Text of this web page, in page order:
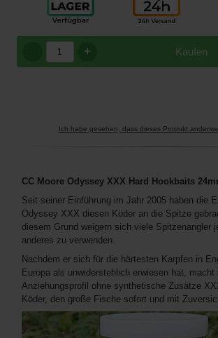
Kaufen
+
Ich habe gesehen, dass dieses Produkt
CC Moore Odyssey XXX Hard Hookbaits
Seit seiner Einführung im Jahr 2005 haben die
Odyssey XXX diesen Köder an die Spitze
diesem Grund weigern sich viele Spitzenangler
anderes zu verwenden.
Nachdem er sich für die härtesten Karpfen in
Europa als unwiderstehlich erwiesen hat, macht
Anziehungsprofil ohne synthetische Zusätze
Köder, den große Fische sofort und mit